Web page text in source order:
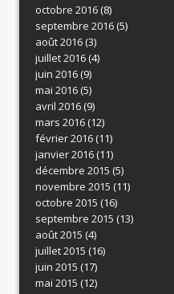
octobre 2016(8)
septembre 2016(5)
août 2016(3)
juillet 2016(4)
juin 2016(9)
mai 2016(5)
avril 2016(9)
mars 2016(12)
février 2016(11)
janvier 2016(11)
décembre 2015 (5)
novembre 2015 (11)
octobre 2015 (16)
septembre 2015 (13)
août 2015 (4)
juillet 2015 (16)
juin 2015 (17)
mai 2015 (12)